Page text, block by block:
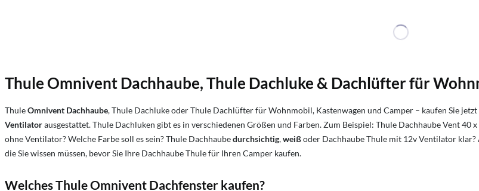
Thule Omnivent Dachhaube, Thule Dachluke & Dachlüfter für
ThuleOmnivent Dachhaube, Thule Dachluke oder Thule Dachlüfter für Wohnmobil, Kastenwagen und Camper – kaufen Sie
Ventilatorausgestattet. Thule Dachluken gibt es in verschiedenen Größen und Farben. Zum Beispiel: Thule DachhaubeVent 40
ohne Ventilator? Welche Farbe soll es sein? Thule Dachhaubedurchsichtig,weißoder Dachhaube Thule mit 12v Ventilator
die Sie wissen müssen, bevor Sie Ihre Dachhaube Thule für Ihren Camper kaufen.
Welches Thule Omnivent Dachfenster kaufen?